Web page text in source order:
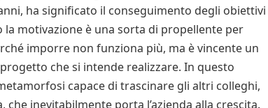
ha significato il conseguimento degli obiettivi
motivazione è una sorta di propellente per
imporre non funziona più, ma è vincente un
che si intende realizzare. In questo
capace di trascinare gli altri colleghi,
inevitabilmente porta l’azienda alla crescita.